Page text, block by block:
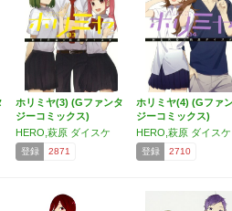
ホリミヤ(3) (Gファンタ
ジーコミックス)
HERO,萩原 ダイスケ
登録 2871
ホリミヤ(4) (Gファ
ジーコミックス)
HERO,萩原 ダイスケ
登録 2710